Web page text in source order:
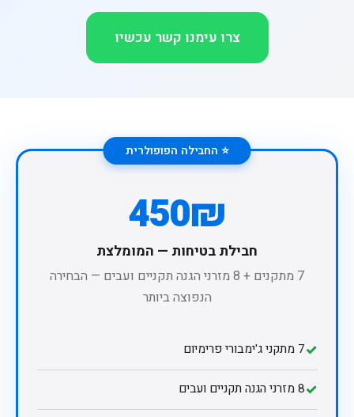
צרו עימנו קשר עכשיו
⭐ החבילה הפופולרית
450₪
חבילת בטיחות — המומלצת
7 מתקנים + 8 מזרני הגנה תקניים ועבים — הבחירה
הנפוצה ביותר
✓7 מתקני ג'ימבורי פרימיום
✓8 מזרני הגנה תקניים ועבים